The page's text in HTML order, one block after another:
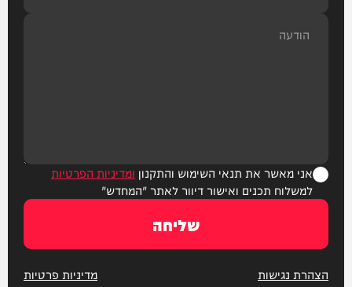
אני מאשר את תנאי השימוש והתקנון ומדיניות הפרטיות
למשלוח תכנים ואישור דיוור לאתר "המחדש"
שליחה
הצהרת נגישות מדיניות פרטיות